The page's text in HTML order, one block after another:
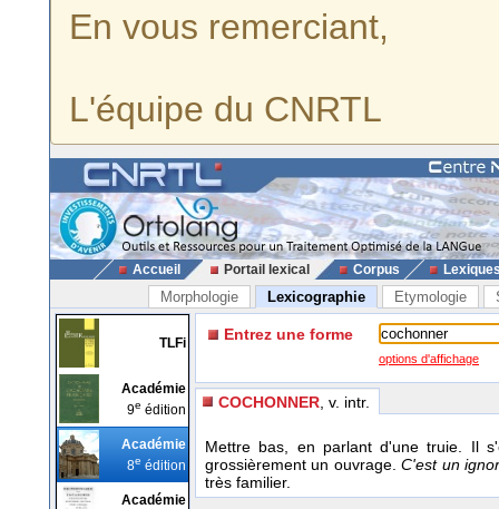
En vous remerciant,
L'équipe du CNRTL
Accueil Portail lexical Corpus
Morphologie Lexicographie Etymologie
TLFi
Académie
9e édition
Académie
8e édition
Académie
Entrez une forme
options d'affichage
COCHONNER , v. intr.
Mettre bas, en parlant d'une truie. Il
grossièrement un ouvrage.C'est un
très familier.